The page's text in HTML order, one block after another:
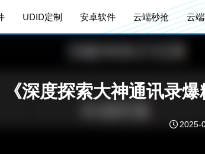
UDID定制 安卓软件 云端秒抢 云
《深度探索大神通讯录
2025-